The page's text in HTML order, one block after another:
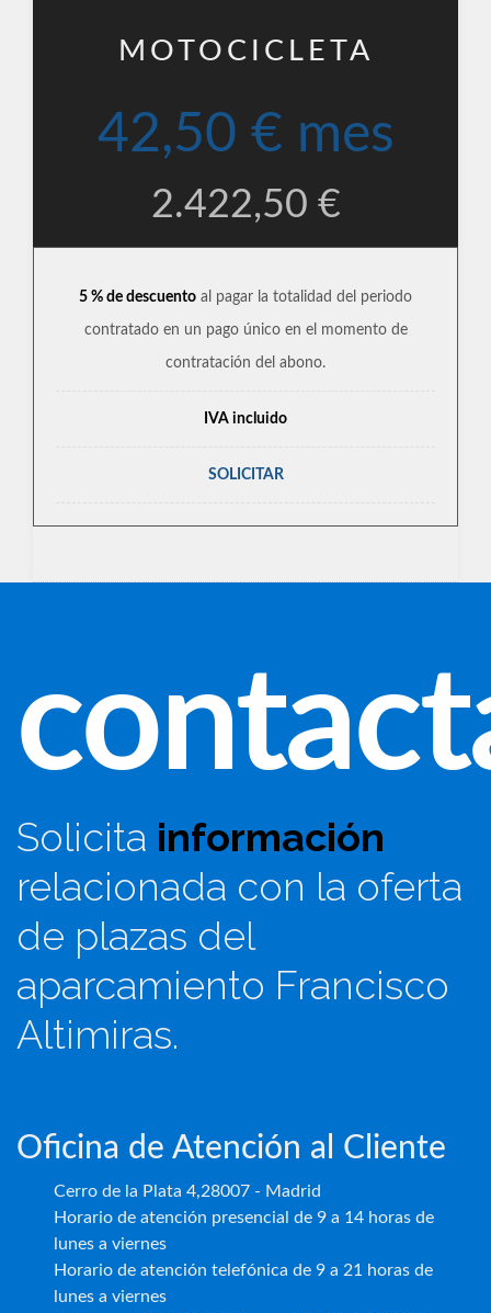
MOTOCICLETA
42,50 € mes
2.422,50 €
5 % de descuento al pagar la totalidad del periodo
contratado en un pago único en el momento de
contratación del abono.
IVA incluido
SOLICITAR
Solicita información
relacionada con la oferta
de plazas del
aparcamiento Francisco
Altimiras.
Oficina de Atención al Cliente
Cerro de la Plata 4,28007 - Madrid
Horario de atención presencial de 9 a 14 horas de
lunes a viernes
Horario de atención telefónica de 9 a 21 horas de
lunes a viernes